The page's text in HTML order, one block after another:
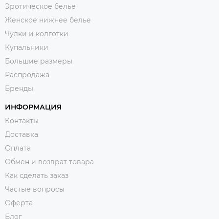
Эротическое белье
Женское нижнее белье
Чулки и колготки
Купальники
Большие размеры
Распродажа
Бренды
ИНФОРМАЦИЯ
Контакты
Доставка
Оплата
Обмен и возврат товара
Как сделать заказ
Частые вопросы
Оферта
Блог